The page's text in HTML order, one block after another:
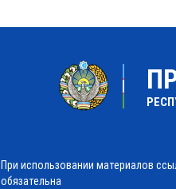
При использовании материалов
обязательна